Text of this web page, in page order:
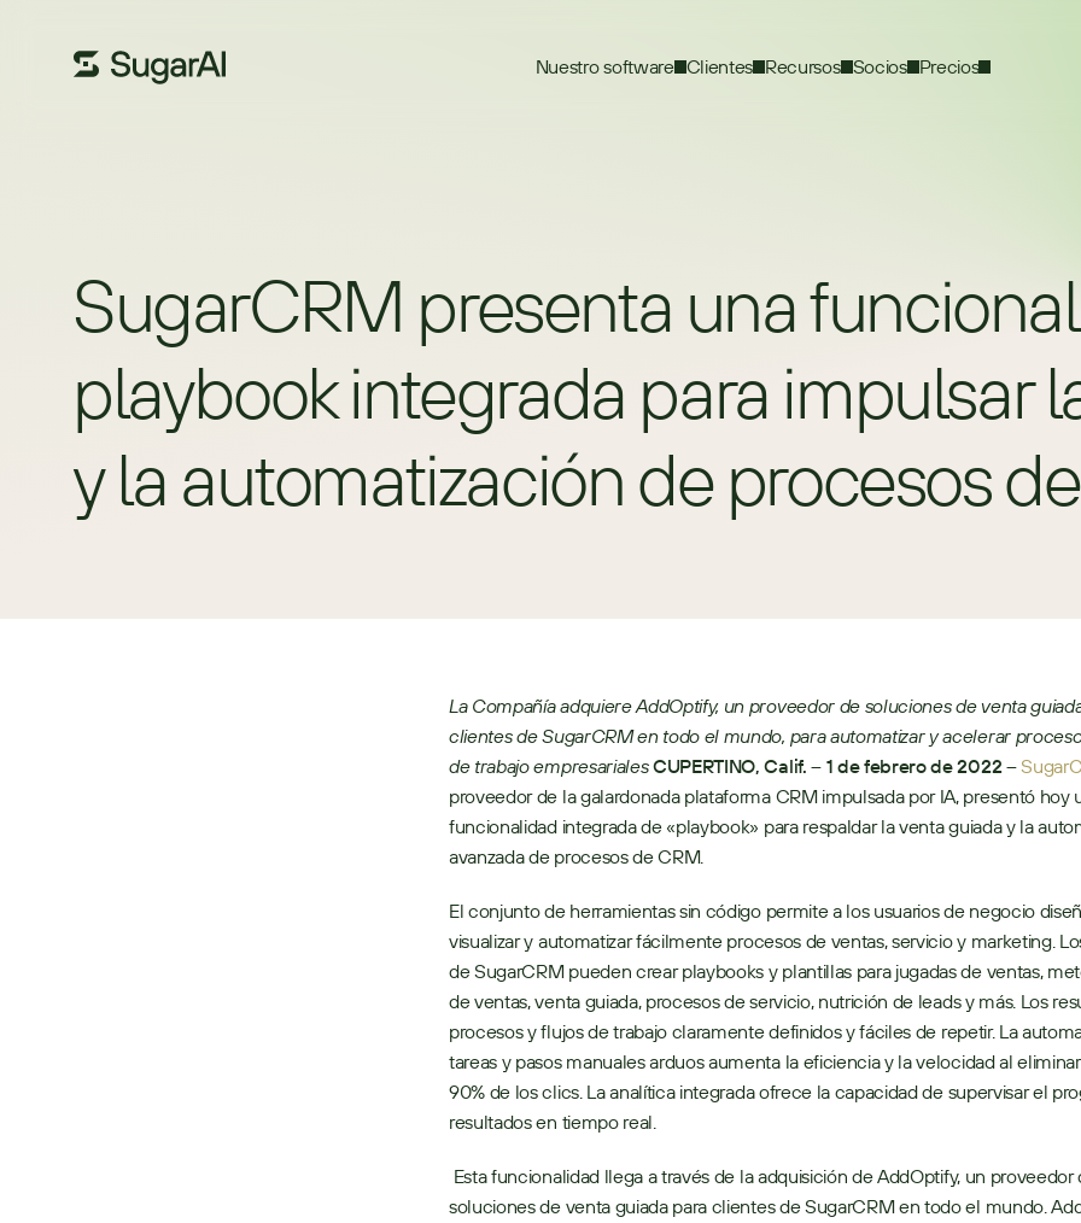
Nuestro software Clientes Recursos Socios Precios
SugarCRM presenta una
playbook integrada para impulsar
y la automatización de procesos
La Compañía adquiere AddOptify, un proveedor de soluciones de venta
clientes de SugarCRM en todo el mundo, para automatizar y acelerar
de trabajo empresarialesCUPERTINO, Calif. – 1 de febrero de 2022 –
proveedor de la galardonada plataforma CRM impulsada por IA, presentó hoy
funcionalidad integrada de «playbook» para respaldar la venta guiada y la
avanzada de procesos de CRM.
El conjunto de herramientas sin código permite a los usuarios de negocio
visualizar y automatizar fácilmente procesos de ventas, servicio y marketing.
de SugarCRM pueden crear playbooks y plantillas para jugadas de ventas,
de ventas, venta guiada, procesos de servicio, nutrición de leads y más. Los
procesos y flujos de trabajo claramente definidos y fáciles de repetir. La
tareas y pasos manuales arduos aumenta la eficiencia y la velocidad al
90% de los clics. La analítica integrada ofrece la capacidad de supervisar el
resultados en tiempo real.
soluciones de venta guiada para clientes de SugarCRM en todo el mundo.